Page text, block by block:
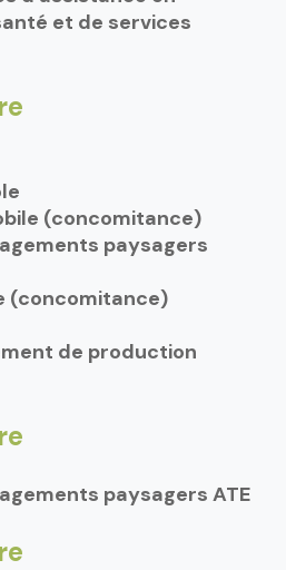
et de services
(concomitance)
paysagers
(concomitance)
de production
paysagers ATE